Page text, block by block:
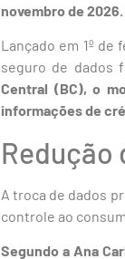
novembro de 2026.
Lançado em 1º
seguro de dados
Central (BC), o
informações de
Redução
A troca de dados
controle ao
Segundo a Ana